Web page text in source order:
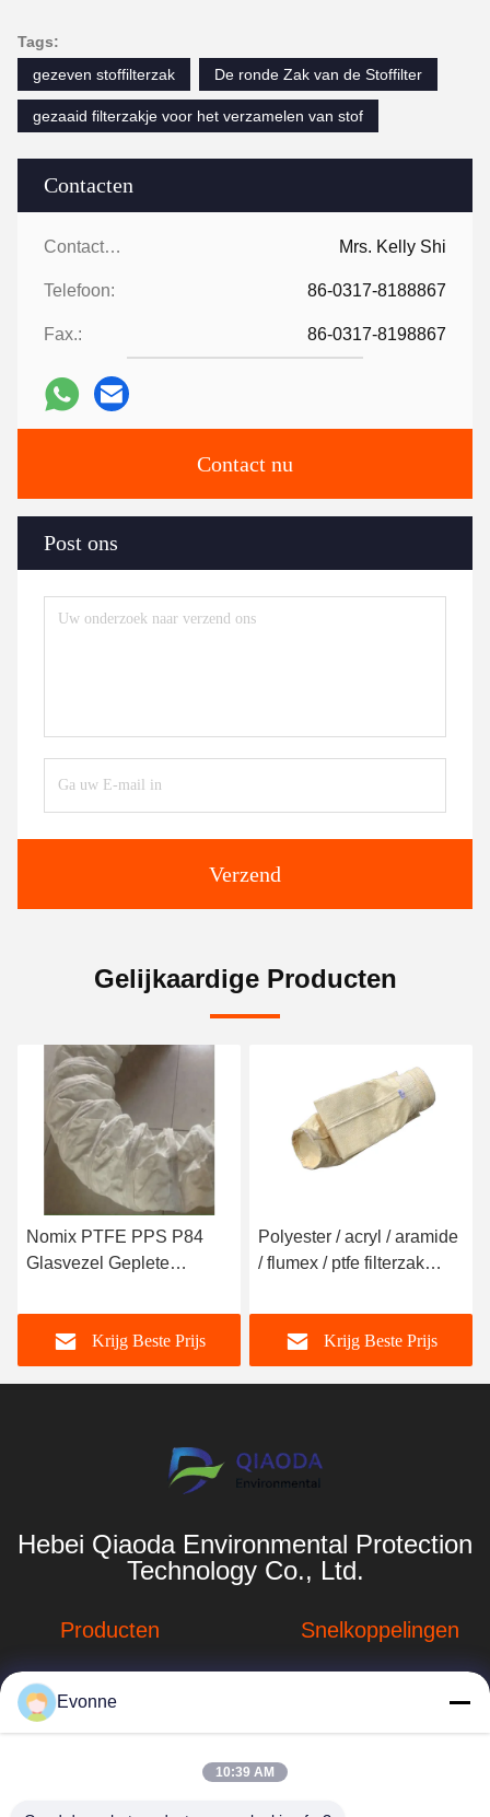
Contacten
Contacten: Mrs. Kelly Shi
Telefoon: 86-0317-8188867
Fax.: 86-0317-8198867
Contact nu
Post ons
Verzend
Tags:
gezeven stoffilterzak
De ronde Zak van de Stoffilter
gezaaid filterzakje voor het verzamelen van stof
Gelijkaardige Producten
Nomix PTFE PPS P84
Glasvezel Geplete
Ronde vorm In de
stofverwijderingsindustrie
Krijg Beste Prijs
Polyester / acryl / aramide
/ flumex / ptfe filterzak
Krijg Beste Prijs
Hebei Qiaoda Environmental Protection
Technology Co., Ltd.
Producten
Stofverzamelsystemen
Stofopvangsystemen
hbkedacc@gmail.com
Snelkoppelingen
Bedrijfprofiel
Evonne
10:39 AM